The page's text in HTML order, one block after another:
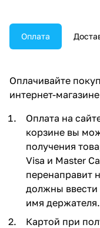
Оплата
Оплачивайте
интернет-
Оплата на
корзине вы
получения
Visa и Master
перенаправит
должны ввести
имя держателя.
Картой при